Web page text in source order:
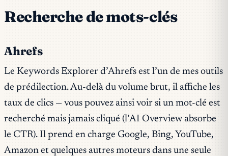
Recherche de mots-clés
Ahrefs
Le Keywords Explorer d’Ahrefs est l’un de mes outils
de prédilection. Au-delà du volume brut, il affiche les
taux de clics — vous pouvez ainsi voir si un mot-clé est
recherché mais jamais cliqué (l’AI Overview absorbe
le CTR). Il prend en charge Google, Bing, YouTube,
Amazon et quelques autres moteurs dans une seule